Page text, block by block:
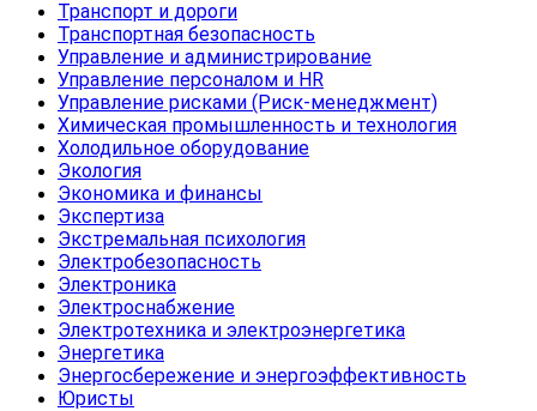
Транспорт и дороги
Транспортная безопасность
Управление и администрирование
Управление персоналом и HR
Управление рисками (Риск-менеджмент)
Химическая промышленность и технология
Холодильное оборудование
Экология
Экономика и финансы
Экспертиза
Экстремальная психология
Электробезопасность
Электроника
Электроснабжение
Электротехника и электроэнергетика
Энергетика
Энергосбережение и энергоэффективность
Юристы